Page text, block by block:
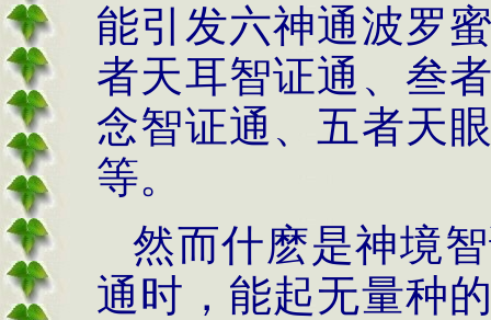
能引发六神通波罗
者天耳智证通、叁
念智证通、五者天
等。
然而什麽是神境
通时，能起无量种